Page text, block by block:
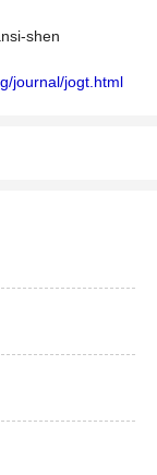
、分享和讨论分析
题与发展的交流平
物探与测井、油田
shen
journal/jogt.html